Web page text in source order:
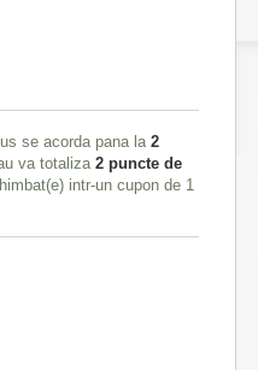
se acorda pana la 2
va totaliza2 puncte de
intr-un cupon de 1